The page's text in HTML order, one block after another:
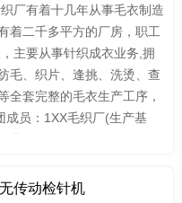
厂有着十几年从事毛衣制造
着二千多平方的厂房，职工
主要从事针织成衣业务,拥
毛、织片、逢挑、洗烫、查
全套完整的毛衣生产工序，
成员：1XX毛织厂(生产基
传动检针机